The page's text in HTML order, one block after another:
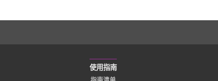
使用指南